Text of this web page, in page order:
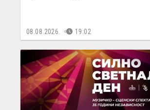
08.08.2026. 19:02